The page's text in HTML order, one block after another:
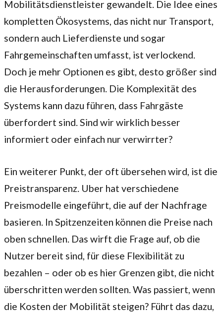
Mobilitätsdienstleister gewandelt. Die Idee eines
kompletten Ökosystems, das nicht nur Transport,
sondern auch Lieferdienste und sogar
Fahrgemeinschaften umfasst, ist verlockend.
Doch je mehr Optionen es gibt, desto größer sind
die Herausforderungen. Die Komplexität des
Systems kann dazu führen, dass Fahrgäste
überfordert sind. Sind wir wirklich besser
informiert oder einfach nur verwirrter?
Ein weiterer Punkt, der oft übersehen wird, ist die
Preistransparenz. Uber hat verschiedene
Preismodelle eingeführt, die auf der Nachfrage
basieren. In Spitzenzeiten können die Preise nach
oben schnellen. Das wirft die Frage auf, ob die
Nutzer bereit sind, für diese Flexibilität zu
bezahlen – oder ob es hier Grenzen gibt, die nicht
überschritten werden sollten. Was passiert, wenn
die Kosten der Mobilität steigen? Führt das dazu,